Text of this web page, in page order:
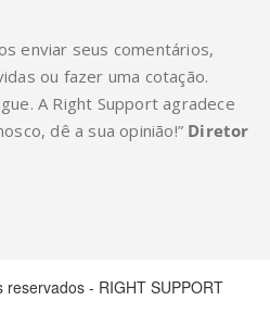
enviar seus comentários,
ou fazer uma cotação.
A Right Support agradece
dê a sua opinião!” Diretor
- RIGHT SUPPORT